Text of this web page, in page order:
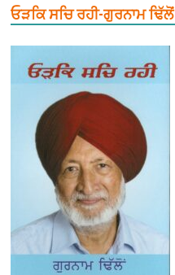
ਓੜਕਿ ਸਚਿ ਰਹੀ-ਗੁਰਨਾਮ ਢਿੱਲੋਂ